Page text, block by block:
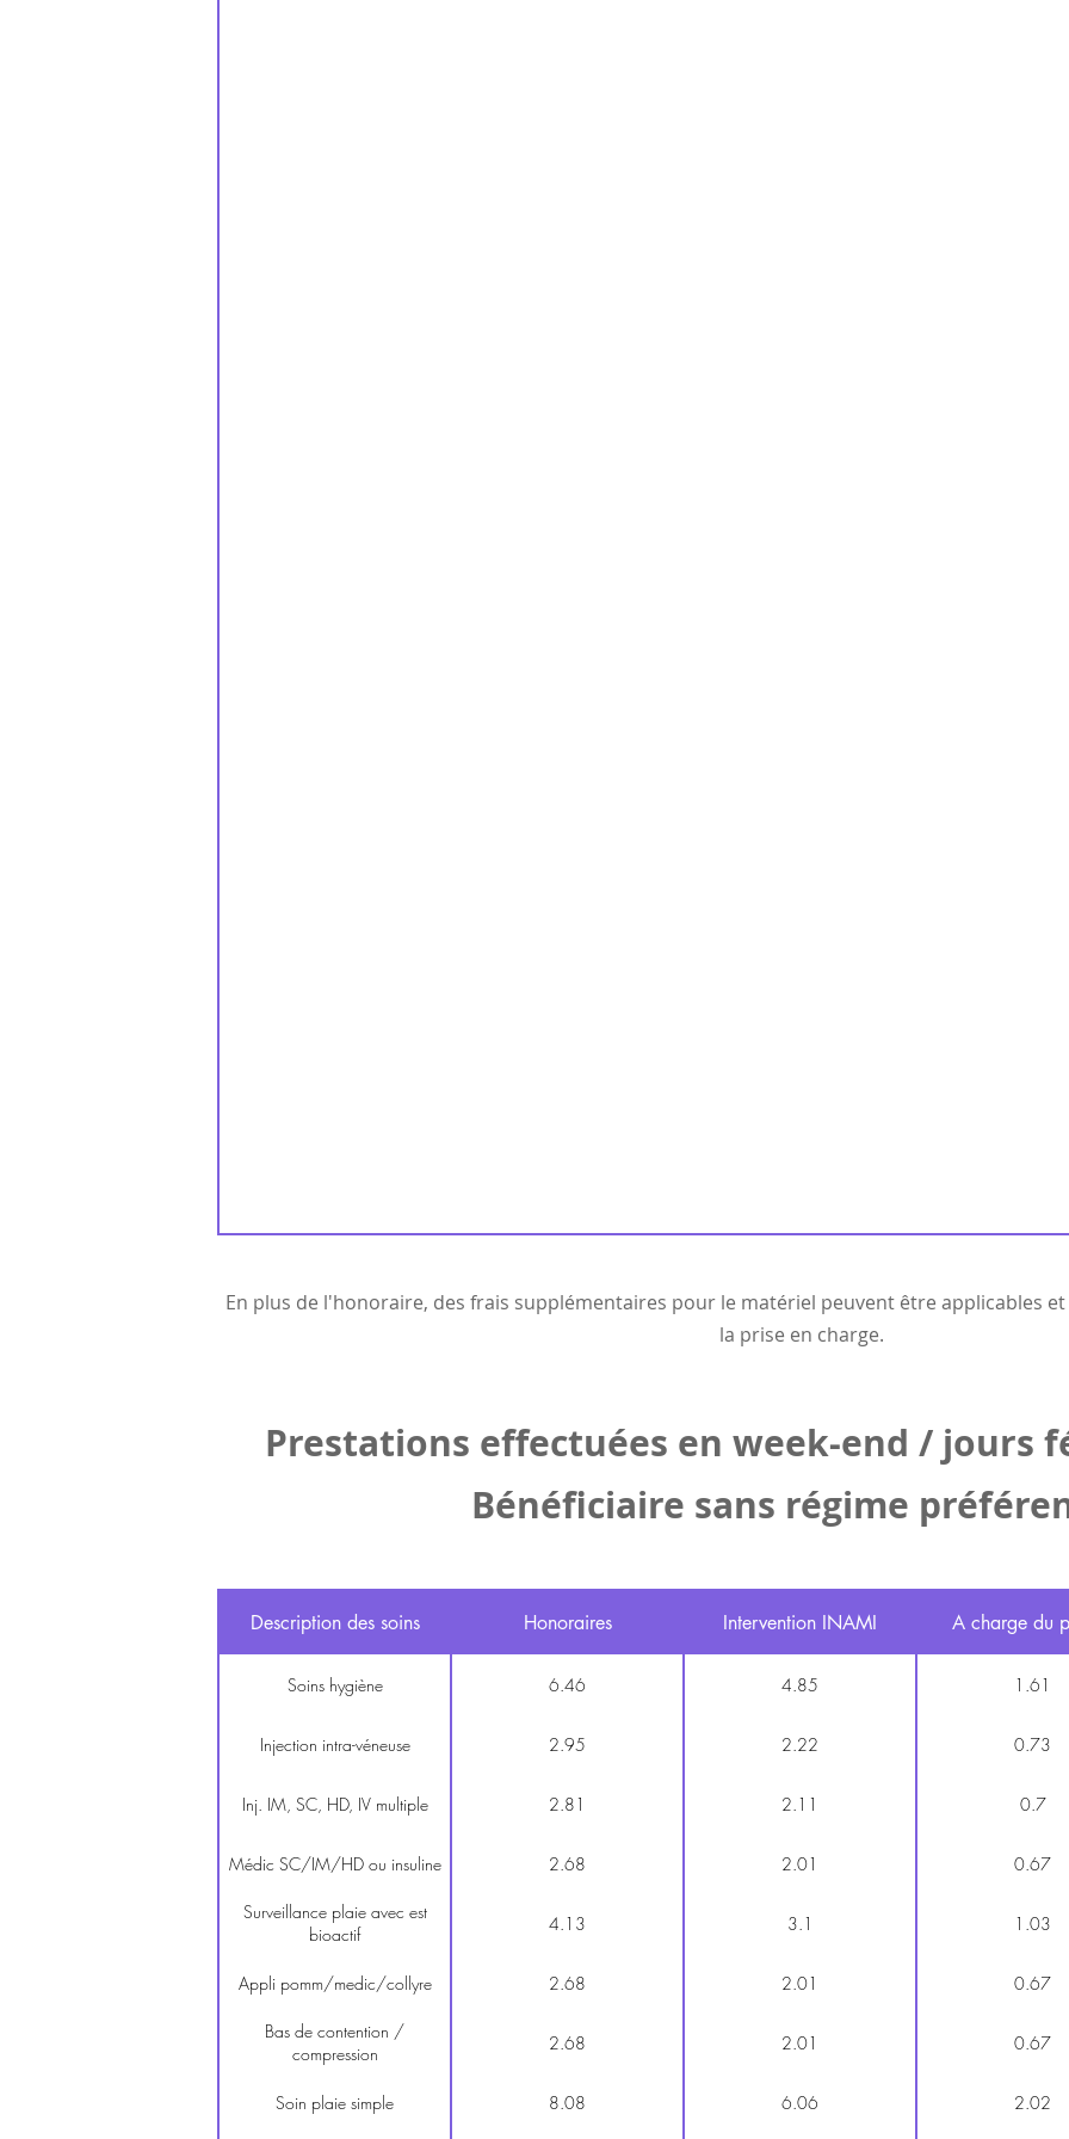
En plus de l'honoraire, des frais supplémentaires pour le matériel peuvent être applicables
la prise en charge.
Prestations effectuées en week-end / jours
Bénéficiaire sans régime
Description des soins Honoraires Intervention INAMI A charge du
Soins hygiène 6.46 4.85 1.61
Injection intra-véneuse 2.95 2.22 0.73
Inj. IM, SC, HD, IV multiple 2.81 2.11 0.7
Médic SC/IM/HD ou insuline 2.68 2.01 0.67
Surveillance plaie avec est
bioactif
4.13 3.1 1.03
Appli pomm/medic/collyre 2.68 2.01 0.67
Bas de contention /
compression
2.68 2.01 0.67
Soin plaie simple 8.08 6.06 2.02